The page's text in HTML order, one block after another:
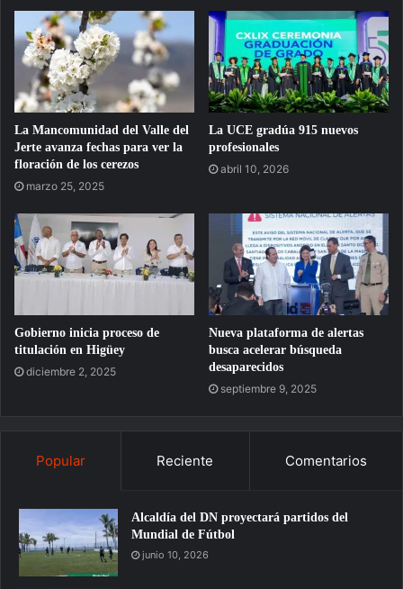
La Mancomunidad del Valle del
Jerte avanza fechas para ver la
floración de los cerezos
marzo 25, 2025
La UCE gradúa 915 nuevos
profesionales
abril 10, 2026
Gobierno inicia proceso de
titulación en Higüey
diciembre 2, 2025
Nueva plataforma de alertas
busca acelerar búsqueda
desaparecidos
septiembre 9, 2025
Popular Reciente Comentarios
Alcaldía del DN proyectará partidos del
Mundial de Fútbol
junio 10, 2026